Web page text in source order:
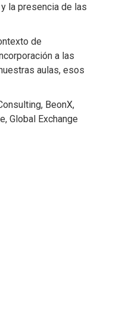
la presencia de las
de
a las
aulas, esos
BeonX,
Global Exchange